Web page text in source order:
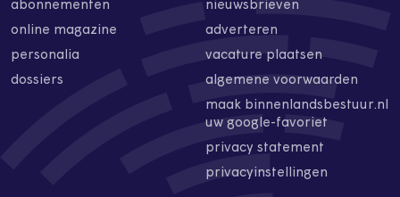
abonnementen
online magazine
personalia
dossiers
nieuwsbrieven
adverteren
vacature plaatsen
algemene voorwaarden
maak binnenlandsbestuur.nl
uw google-favoriet
privacy statement
privacyinstellingen